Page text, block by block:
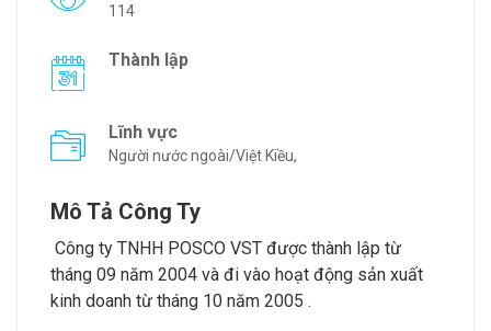
114
Thành lập
Lĩnh vực
Người nước ngoài/Việt Kiều,
Mô Tả Công Ty
Công ty TNHH POSCO VST được thành lập từ
tháng 09 năm 2004 và đi vào hoạt động sản xuất
kinh doanh từ tháng 10 năm 2005 .